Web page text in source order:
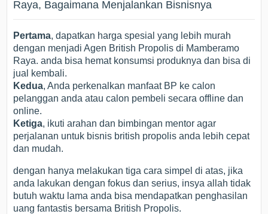
Raya, Bagaimana Menjalankan Bisnisnya
Pertama, dapatkan harga spesial yang lebih murah
dengan menjadi Agen British Propolis di Mamberamo
Raya. anda bisa hemat konsumsi produknya dan bisa di
jual kembali.
Kedua, Anda perkenalkan manfaat BP ke calon
pelanggan anda atau calon pembeli secara offline dan
online.
Ketiga, ikuti arahan dan bimbingan mentor agar
perjalanan untuk bisnis british propolis anda lebih cepat
dan mudah.
dengan hanya melakukan tiga cara simpel di atas, jika
anda lakukan dengan fokus dan serius, insya allah tidak
butuh waktu lama anda bisa mendapatkan penghasilan
uang fantastis bersama British Propolis.